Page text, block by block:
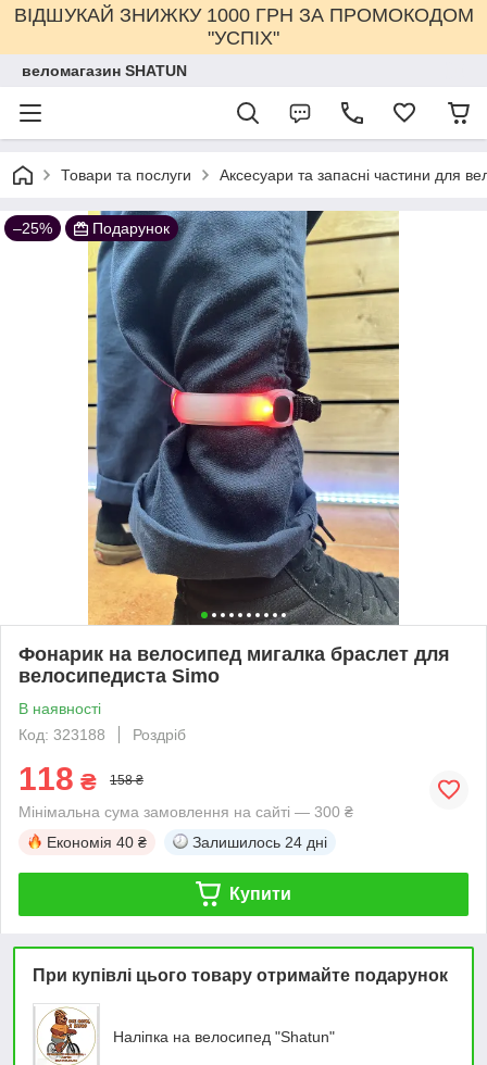
ВІДШУКАЙ ЗНИЖКУ 1000 ГРН ЗА ПРОМОКОДОМ
"УСПІХ"
веломагазин SHATUN
Товари та послуги Аксесуари та запасні частини для
–25% Подарунок
Фонарик на велосипед мигалка браслет для
велосипедиста Simo
В наявності
Код: 323188
Роздріб
118 ₴ 158 ₴
Мінімальна сума замовлення на сайті — 300 ₴
Економія 40 ₴ Залишилось 24 дні
Купити
При купівлі цього товару отримайте подарунок
Наліпка на велосипед "Shatun"